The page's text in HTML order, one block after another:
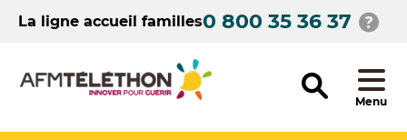
contenuLa ligne accueil familles0 800 35 36 37
Menu